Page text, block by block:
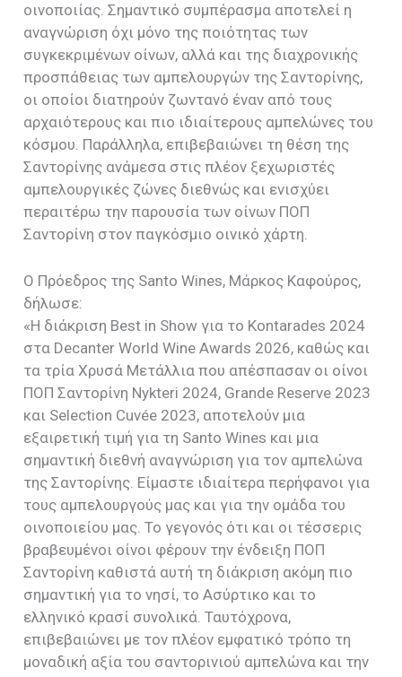
οινοποιίας. Σημαντικό συμπέρασμα αποτελεί η
αναγνώριση όχι μόνο της ποιότητας των
συγκεκριμένων οίνων, αλλά και της διαχρονικής
προσπάθειας των αμπελουργών της Σαντορίνης,
οι οποίοι διατηρούν ζωντανό έναν από τους
αρχαιότερους και πιο ιδιαίτερους αμπελώνες του
κόσμου. Παράλληλα, επιβεβαιώνει τη θέση της
Σαντορίνης ανάμεσα στις πλέον ξεχωριστές
αμπελουργικές ζώνες διεθνώς και ενισχύει
περαιτέρω την παρουσία των οίνων ΠΟΠ
Σαντορίνη στον παγκόσμιο οινικό χάρτη.
Ο Πρόεδρος της Santo Wines, Μάρκος Καφούρος,
δήλωσε:
«Η διάκριση Best in Show για το Kontarades 2024
στα Decanter World Wine Awards 2026, καθώς και
τα τρία Χρυσά Μετάλλια που απέσπασαν οι οίνοι
ΠΟΠ Σαντορίνη Nykteri 2024, Grande Reserve 2023
και Selection Cuvée 2023, αποτελούν μια
εξαιρετική τιμή για τη Santo Wines και μια
σημαντική διεθνή αναγνώριση για τον αμπελώνα
της Σαντορίνης. Είμαστε ιδιαίτερα περήφανοι για
τους αμπελουργούς μας και για την ομάδα του
οινοποιείου μας. Το γεγονός ότι και οι τέσσερις
βραβευμένοι οίνοι φέρουν την ένδειξη ΠΟΠ
Σαντορίνη καθιστά αυτή τη διάκριση ακόμη πιο
σημαντική για το νησί, το Ασύρτικο και το
ελληνικό κρασί συνολικά. Ταυτόχρονα,
επιβεβαιώνει με τον πλέον εμφατικό τρόπο τη
μοναδική αξία του σαντορινιού αμπελώνα και την